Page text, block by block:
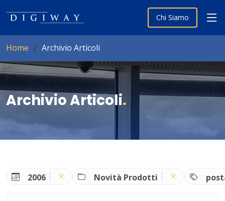
Chi Siamo
Home Archivio Articoli
Archivio Articoli.
2006 Novità Prodotti